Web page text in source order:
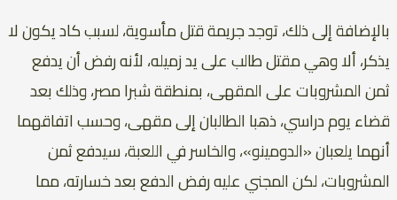
بالإضافة إلى ذلك، توجد جريمة قتل مأسوية، لسبب كاد يكون لا
يذكر، ألا وهي مقتل طالب على يد زميله، لأنه رفض أن يدفع
ثمن المشروبات على المقهى، بمنطقة شبرا مصر، وذلك بعد
قضاء يوم دراسي، ذهبا الطالبان إلى مقهى، وحسب اتفاقهما
أنهما يلعبان «الدومينو»، والخاسر في اللعبة، سيدفع ثمن
المشروبات، لكن المجني عليه رفض الدفع بعد خسارته، مما